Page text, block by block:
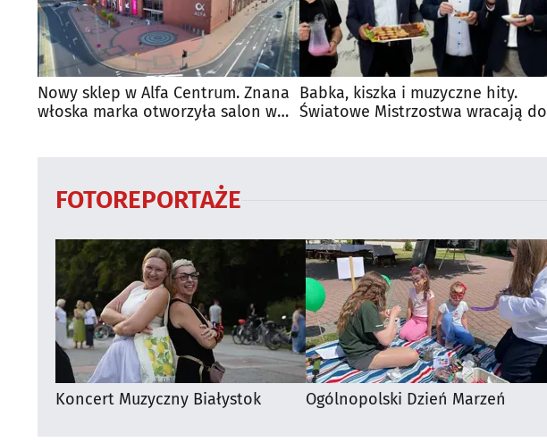
Nowy sklep w Alfa Centrum. Znana
włoska marka otworzyła salon w
Babka, kiszka i muzyczne hity.
Światowe Mistrzostwa wracają do
FOTOREPORTAŻE
Koncert Muzyczny Białystok Ogólnopolski Dzień Marzeń